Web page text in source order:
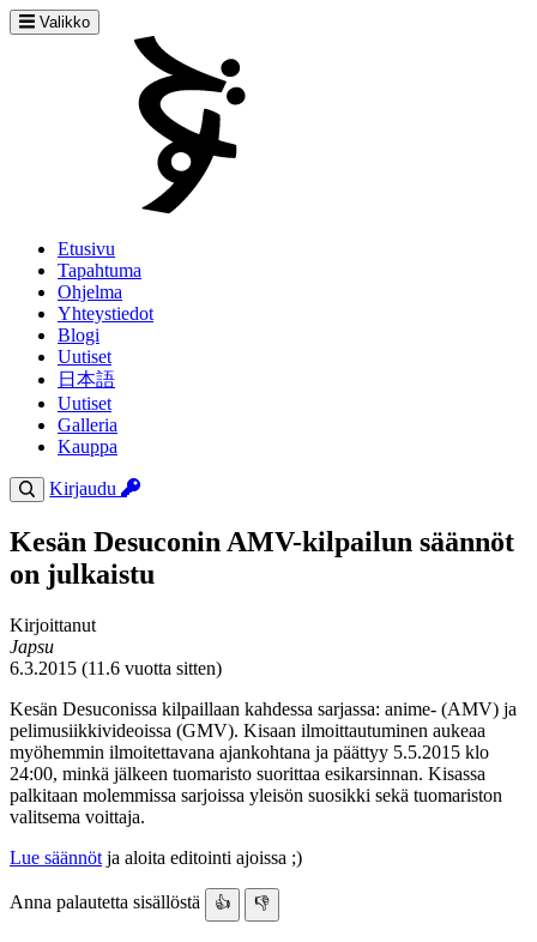
Valikko
Etusivu
Tapahtuma
Ohjelma
Yhteystiedot
Blogi
Uutiset
日本語
Uutiset
Galleria
Kauppa
Kirjaudu
Kesän Desuconin AMV-kilpailun säännöt
on julkaistu
Kirjoittanut
Japsu
6.3.2015 (11.6 vuotta sitten)
Kesän Desuconissa kilpaillaan kahdessa sarjassa: anime- (AMV) ja
pelimusiikkivideoissa (GMV). Kisaan ilmoittautuminen aukeaa
myöhemmin ilmoitettavana ajankohtana ja päättyy 5.5.2015 klo
24:00, minkä jälkeen tuomaristo suorittaa esikarsinnan. Kisassa
palkitaan molemmissa sarjoissa yleisön suosikki sekä tuomariston
valitsema voittaja.
Lue säännöt ja aloita editointi ajoissa ;)
Anna palautetta sisällöstä 👍 👎